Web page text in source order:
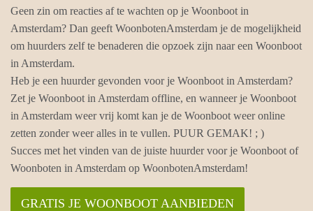
Geen zin om reacties af te wachten op je Woonboot in
Amsterdam? Dan geeft WoonbotenAmsterdam je de mogelijkheid
om huurders zelf te benaderen die opzoek zijn naar een Woonboot
in Amsterdam.
Heb je een huurder gevonden voor je Woonboot in Amsterdam?
Zet je Woonboot in Amsterdam offline, en wanneer je Woonboot
in Amsterdam weer vrij komt kan je de Woonboot weer online
zetten zonder weer alles in te vullen. PUUR GEMAK! ; )
Succes met het vinden van de juiste huurder voor je Woonboot of
Woonboten in Amsterdam op WoonbotenAmsterdam!
GRATIS JE WOONBOOT AANBIEDEN